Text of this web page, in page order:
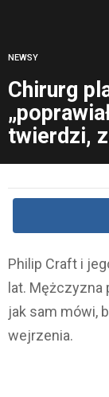
NEWSY
Chirurg
twierdzi,
Philip Craft i
lat. Mężczyzna
jak sam mówi,
wejrzenia.